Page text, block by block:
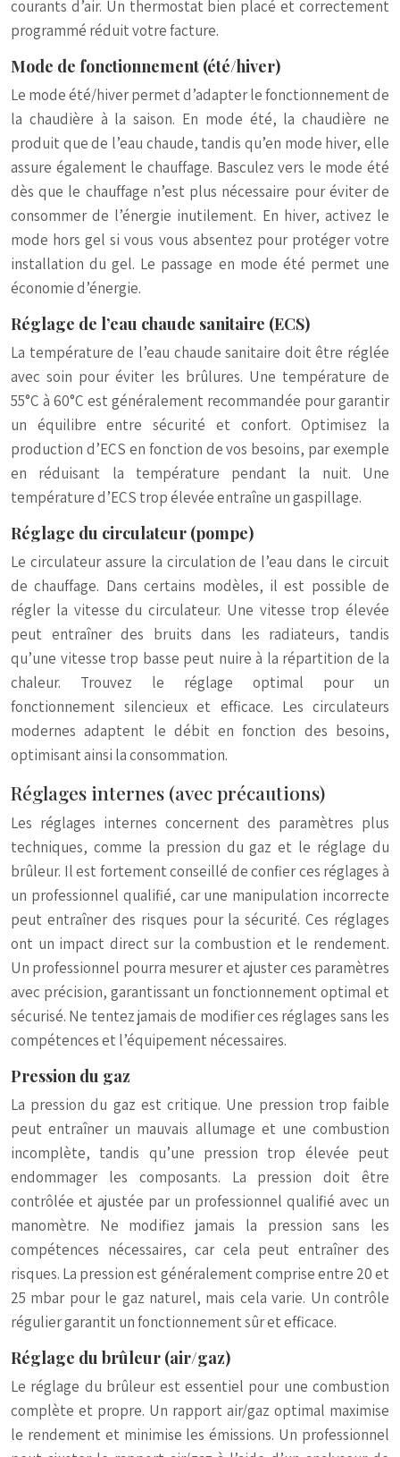
courants d’air. Un thermostat bien placé et correctement
programmé réduit votre facture.
Mode de fonctionnement (été/hiver)
Le mode été/hiver permet d’adapter le fonctionnement de
la chaudière à la saison. En mode été, la chaudière ne
produit que de l’eau chaude, tandis qu’en mode hiver, elle
assure également le chauffage. Basculez vers le mode été
dès que le chauffage n’est plus nécessaire pour éviter de
consommer de l’énergie inutilement. En hiver, activez le
mode hors gel si vous vous absentez pour protéger votre
installation du gel. Le passage en mode été permet une
économie d’énergie.
Réglage de l’eau chaude sanitaire (ECS)
La température de l’eau chaude sanitaire doit être réglée
avec soin pour éviter les brûlures. Une température de
55°C à 60°C est généralement recommandée pour garantir
un équilibre entre sécurité et confort. Optimisez la
production d’ECS en fonction de vos besoins, par exemple
en réduisant la température pendant la nuit. Une
température d’ECS trop élevée entraîne un gaspillage.
Réglage du circulateur (pompe)
Le circulateur assure la circulation de l’eau dans le circuit
de chauffage. Dans certains modèles, il est possible de
régler la vitesse du circulateur. Une vitesse trop élevée
peut entraîner des bruits dans les radiateurs, tandis
qu’une vitesse trop basse peut nuire à la répartition de la
chaleur. Trouvez le réglage optimal pour un
fonctionnement silencieux et efficace. Les circulateurs
modernes adaptent le débit en fonction des besoins,
optimisant ainsi la consommation.
Réglages internes (avec précautions)
Les réglages internes concernent des paramètres plus
techniques, comme la pression du gaz et le réglage du
brûleur. Il est fortement conseillé de confier ces réglages à
un professionnel qualifié, car une manipulation incorrecte
peut entraîner des risques pour la sécurité. Ces réglages
ont un impact direct sur la combustion et le rendement.
Un professionnel pourra mesurer et ajuster ces paramètres
avec précision, garantissant un fonctionnement optimal et
sécurisé. Ne tentez jamais de modifier ces réglages sans les
compétences et l’équipement nécessaires.
Pression du gaz
La pression du gaz est critique. Une pression trop faible
peut entraîner un mauvais allumage et une combustion
incomplète, tandis qu’une pression trop élevée peut
endommager les composants. La pression doit être
contrôlée et ajustée par un professionnel qualifié avec un
manomètre. Ne modifiez jamais la pression sans les
compétences nécessaires, car cela peut entraîner des
risques. La pression est généralement comprise entre 20 et
25 mbar pour le gaz naturel, mais cela varie. Un contrôle
régulier garantit un fonctionnement sûr et efficace.
Réglage du brûleur (air/gaz)
Le réglage du brûleur est essentiel pour une combustion
complète et propre. Un rapport air/gaz optimal maximise
le rendement et minimise les émissions. Un professionnel